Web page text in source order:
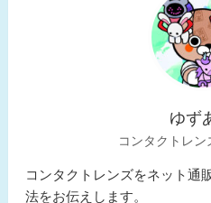
ゆず
コンタクトレ
コンタクトレンズをネット通
法をお伝えします。